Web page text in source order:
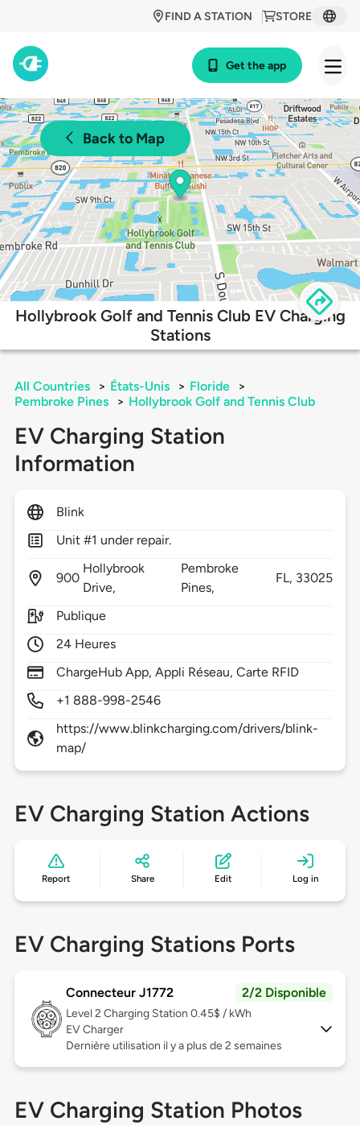
STORE
FIND A STATION
Get the app
Back to Map
Hollybrook Golf and Tennis Club EV Charging
Stations
All Countries > États-Unis > Floride
>
Pembroke Pines
> Hollybrook Golf and Tennis Club
EV Charging Station
Information
Blink
Unit #1 under repair.
900
Hollybrook
Drive,
Pembroke
Pines,
FL, 33025
Publique
24 Heures
ChargeHub App, Appli Réseau, Carte RFID
+1 888-998-2546
https://www.blinkcharging.com/drivers/blink-
map/
EV Charging Station Actions
Report Share Edit Log in
EV Charging Stations Ports
Connecteur J1772 2/2 Disponible
Level 2 Charging Station 0.45$ / kWh
EV Charger
Dernière utilisation il y a plus de 2 semaines
EV Charging Station Photos